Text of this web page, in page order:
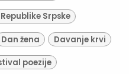
Srpske
Dan žena Davanje krvi
poezije